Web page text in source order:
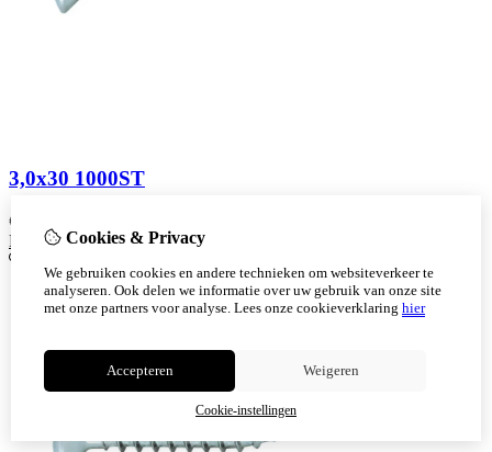
3,0x30 1000ST
€
BestellenCookies & Privacy
We gebruiken cookies en andere technieken om websiteverkeer te
analyseren. Ook delen we informatie over uw gebruik van onze site
met onze partners voor analyse. Lees onze cookieverklaring hier
Accepteren Weigeren
Cookie-instellingen